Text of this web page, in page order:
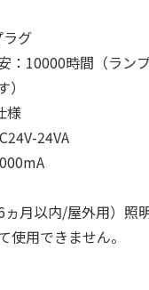
グ
：10000時間（ラン
様
24VA
月以内/屋外用）照明
使用できません。